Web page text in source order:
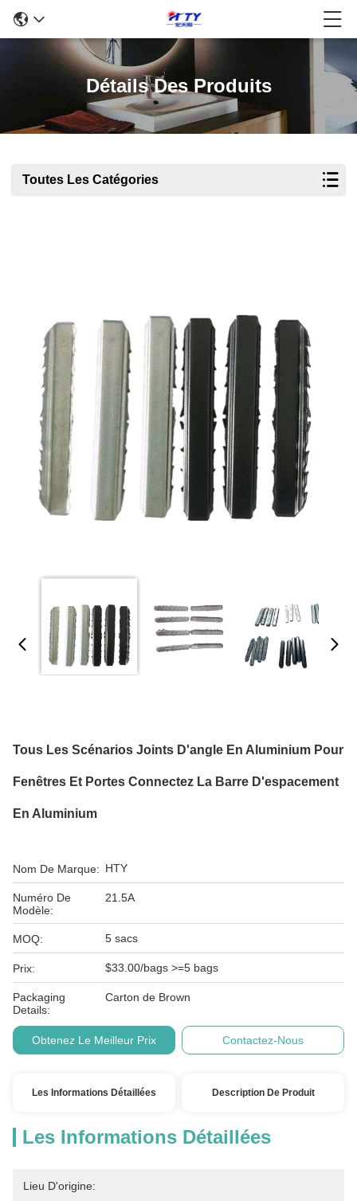
Détails Des Produits
Toutes Les Catégories
Tous Les Scénarios Joints D'angle En Aluminium Pour
Fenêtres Et Portes Connectez La Barre D'espacement
En Aluminium
Nom De Marque: HTY
Numéro De
Modèle:
21.5A
MOQ: 5 sacs
Prix: $33.00/bags >=5 bags
Packaging
Details:
Carton de Brown
Obtenez Le Meilleur Prix Contactez-Nous
Les Informations Détaillées Description De Produit
Les Informations Détaillées
Lieu D'origine: